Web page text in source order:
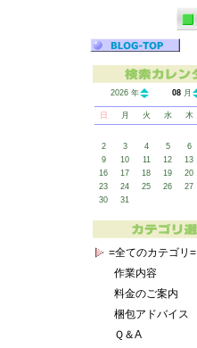
2026 年 08 月
日 月 火 水 木
2
3 4 5 6
9
10 11 12 13
16
17 18 19 20
23
24 25 26 27
30
31
=全てのカテゴリ=
作業内容
料金のご案内
梱包アドバイス
Ｑ＆A